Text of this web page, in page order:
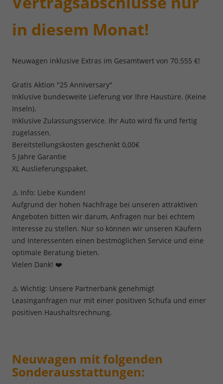
in diesem Monat!
Neuwagen inklusive Extras im Gesamtwert von 70.555 €!
Gratis Aktion "25 Anniversary"
Inklusive bundesweite Lieferung vor Ihre Haustüre. (Keine
Inseln).
Inklusive Zulassungsservice. Ihr Auto wird fix und fertig
zugelassen.
Bereitstellungskosten geschenkt 0,00€
5 Jahre Garantie
XL Auslieferungspaket.
⚠️ Info: Liebe Kunden!
Aufgrund der hohen Nachfrage bei unseren attraktiven
Angeboten bitten wir darum, Anfragen nur bei echtem
Interesse zu stellen. Nur so können wir unseren Käufern
und Interessenten einen bestmöglichen Service und eine
optimale Beratung bieten.
Vielen Dank! ❤️
⚠️ Wichtig: Unsere Partnerbank genehmigt
Leasinganfragen nur mit einer positiven Schufa und einer
positiven Haushaltsrechnung.
Neuwagen mit folgenden
Sonderausstattungen: